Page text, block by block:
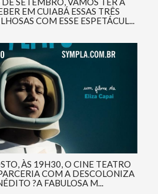
EM CUIABÁ ESSAS TRÊS
COM ESSE ESPETÁCUL...
ÀS 19H30, O CINE TEATRO
COM A DESCOLONIZA
?A FABULOSA M...